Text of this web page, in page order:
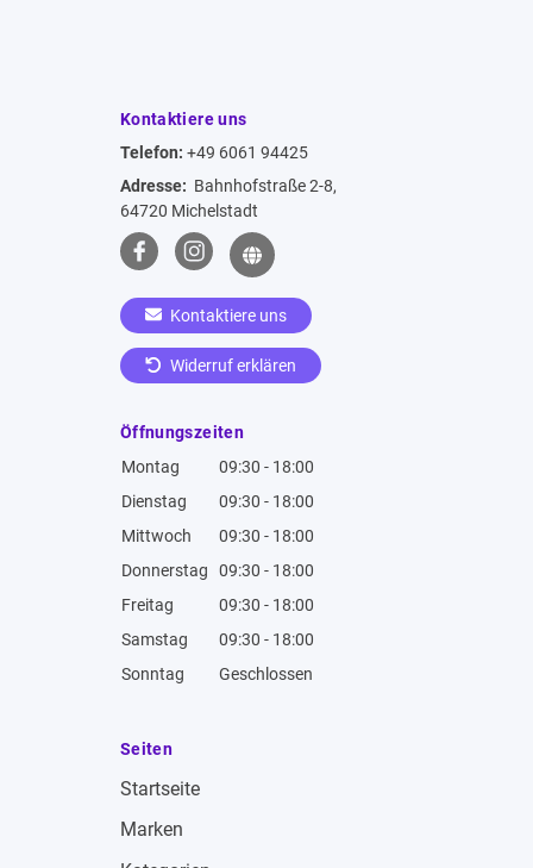
Kontaktiere uns
Telefon: +49 6061 94425
Adresse: Bahnhofstraße 2-8,
64720 Michelstadt
Kontaktiere uns
Widerruf erklären
Öffnungszeiten
Montag
09:30 - 18:00
Dienstag
09:30 - 18:00
Mittwoch
09:30 - 18:00
Donnerstag
09:30 - 18:00
Freitag
09:30 - 18:00
Samstag
09:30 - 18:00
Sonntag
Geschlossen
Seiten
Startseite
Marken